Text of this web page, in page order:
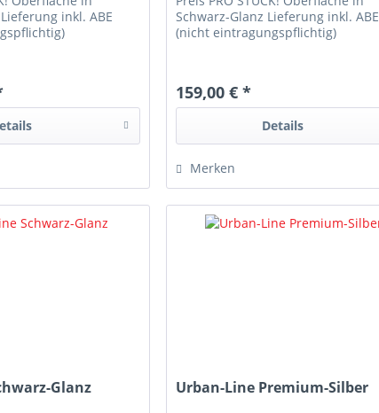
inkl. ABE
Schwarz-Glanz Lieferung inkl. ABE
(nicht eintragungspflichtig)
159,00 € *
Details
Merken
Glanz Urban-Line Premium-Silber